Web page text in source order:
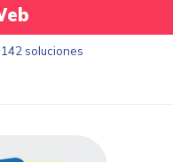
soluciones